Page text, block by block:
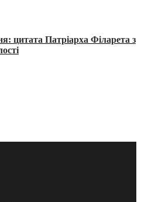
цитата Патріарха Філарета з